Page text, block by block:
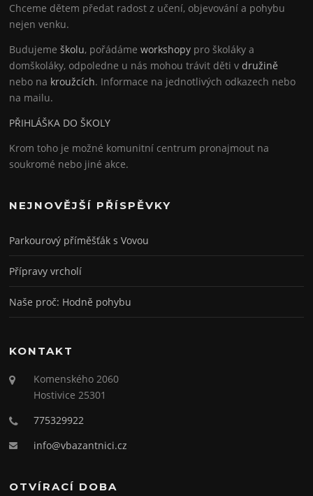
Chceme dětem předat radost z učení, objevování a pohybu
nejen venku.
Budujemeškolu, pořádámeworkshopy pro školáky a
domškoláky, odpoledne u nás mohou trávit děti vdružině
nebo na kroužcích. Informace na jednotlivých odkazech nebo
na mailu.
PŘIHLÁŠKA DO ŠKOLY
Krom toho je možné komunitní centrum pronajmout na
soukromé nebo jiné akce.
NEJNOVĚJŠÍ PŘÍSPĚVKY
Parkourový příměšťák s Vovou
Přípravy vrcholí
Naše proč: Hodně pohybu
KONTAKT
Komenského 2060
Hostivice 25301
775329922
info@vbazantnici.cz
OTVÍRACÍ DOBA